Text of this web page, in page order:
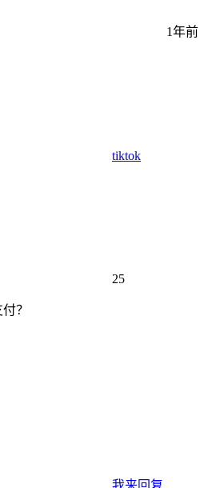
1年前
tiktok
25
？
我来回复